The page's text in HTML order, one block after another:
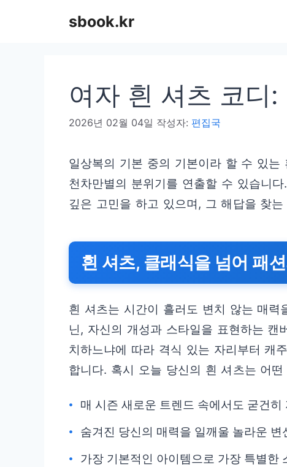
sbook.kr
여자 흰 셔츠 코디
2026년 02월 04일 작성자: 편집국
일상복의 기본 중의 기본이라 할 수 있
천차만별의 분위기를 연출할 수 있습니
깊은 고민을 하고 있으며, 그 해답을 찾
흰 셔츠, 클래식을 넘어 패
흰 셔츠는 시간이 흘러도 변치 않는 매
닌, 자신의 개성과 스타일을 표현하는 캔
치하느냐에 따라 격식 있는 자리부터 캐
합니다. 혹시 오늘 당신의 흰 셔츠는 어
매 시즌 새로운 트렌드 속에서도 굳건
숨겨진 당신의 매력을 일깨울 놀라운
가장 기본적인 아이템으로 가장 특별한